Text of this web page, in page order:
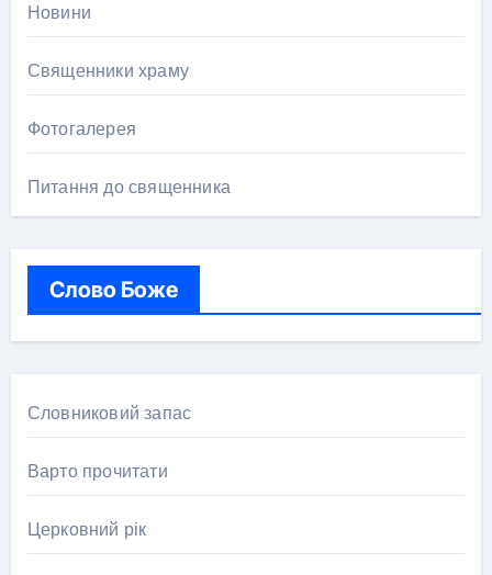
Новини
Священники храму
Фотогалерея
Питання до священника
Слово Боже
Словниковий запас
Варто прочитати
Церковний рік